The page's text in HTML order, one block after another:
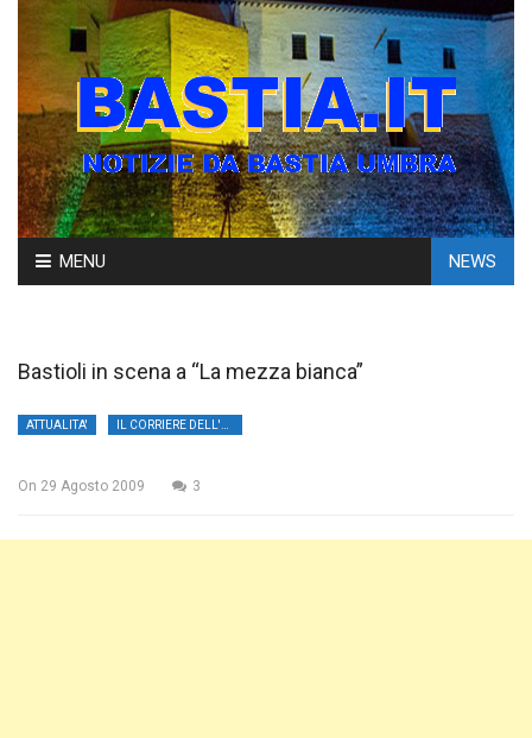
Skip
to
MENU NEWS
Bastioli in scena a “La mezza bianca”
ATTUALITA'
On 29 Agosto 2009 3